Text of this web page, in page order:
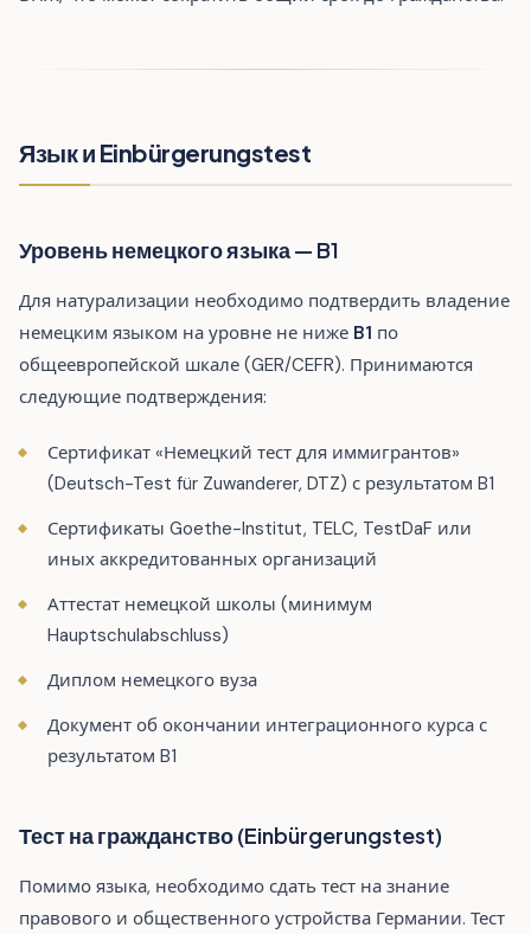
Язык и Einbürgerungstest
Уровень немецкого языка — B1
Для натурализации необходимо подтвердить владение
немецким языком на уровне не ниже B1 по
общеевропейской шкале (GER/CEFR). Принимаются
следующие подтверждения:
Сертификат «Немецкий тест для иммигрантов»
(Deutsch-Test für Zuwanderer, DTZ) с результатом B1
Сертификаты Goethe-Institut, TELC, TestDaF или
иных аккредитованных организаций
Аттестат немецкой школы (минимум
Hauptschulabschluss)
Диплом немецкого вуза
Документ об окончании интеграционного курса с
результатом B1
Тест на гражданство (Einbürgerungstest)
Помимо языка, необходимо сдать тест на знание
правового и общественного устройства Германии. Тест